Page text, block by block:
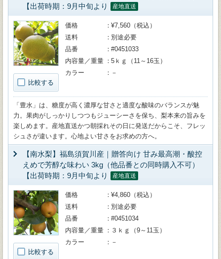
【出荷時期：9月中旬より
産地直送
比較する
価格
¥7,560（税込）
送料
別途必要
品番
#0451033
内容量／重量
5ｋｇ（11～16玉）
カラー
－
「豊水」は、糖度が高く濃厚な甘さと適度な酸味のバランスが魅
力。果肉がしっかりしつつもジューシーさを保ち、梨本来の旨みを
楽しめます。産地直送かつ朝採れその日に発送だからこそ、フレッ
シュさが違います。心地よい甘さをお求めの方へ。
【南水梨】福島須賀川産｜贈答向け 甘み最高潮・酸控
えめで芳醇な味わい 3kg（他品番との同時購入不可）
【出荷時期：9月中旬より
産地直送
比較する
価格
¥4,860（税込）
送料
別途必要
品番
#0451034
内容量／重量
３ｋｇ（9～11玉）
カラー
－